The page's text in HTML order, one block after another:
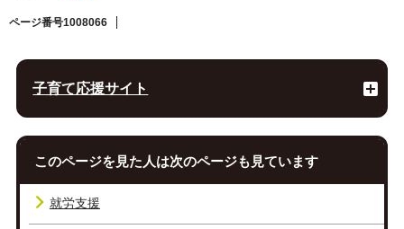
ページ番号1008066
子育て応援サイト
このページを見た人は次のページも見ています
就労支援